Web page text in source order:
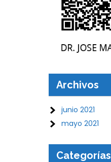
Archivos
junio 2021
mayo 2021
Categorías